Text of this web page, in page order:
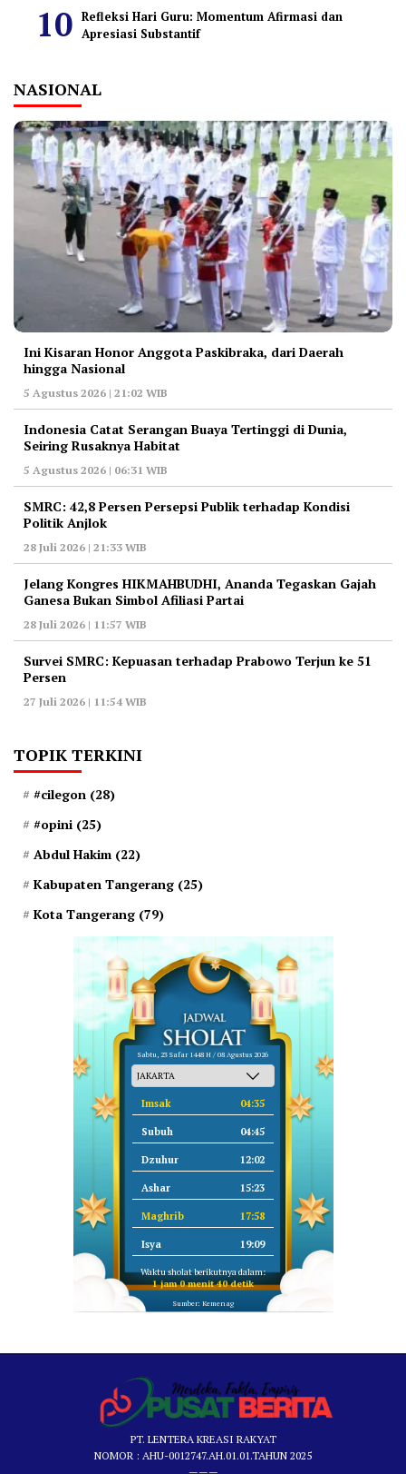
Refleksi Hari Guru: Momentum Afirmasi dan
Apresiasi Substantif
NASIONAL
Ini Kisaran Honor Anggota Paskibraka, dari Daerah
hingga Nasional
5 Agustus 2026 | 21:02 WIB
Indonesia Catat Serangan Buaya Tertinggi di Dunia,
Seiring Rusaknya Habitat
5 Agustus 2026 | 06:31 WIB
‎SMRC: 42,8 Persen Persepsi Publik terhadap Kondisi
Politik Anjlok
28 Juli 2026 | 21:33 WIB
‎Jelang Kongres HIKMAHBUDHI, Ananda Tegaskan Gajah
Ganesa Bukan Simbol Afiliasi Partai
28 Juli 2026 | 11:57 WIB
‎Survei SMRC: Kepuasan terhadap Prabowo Terjun ke 51
Persen
27 Juli 2026 | 11:54 WIB
TOPIK TERKINI
#cilegon (28)
#opini (25)
Abdul Hakim (22)
Kabupaten Tangerang (25)
Kota Tangerang (79)
Sabtu, 23 Safar 1448 H / 08 Agustus 2026
Imsak 04:35
Subuh 04:45
Dzuhur 12:02
Ashar 15:23
Maghrib 17:58
Isya 19:09
Waktu sholat berikutnya dalam:
1 jam 0 menit 39 detik
Sumber: Kemenag
PT. LENTERA KREASI RAKYAT
NOMOR : AHU-0012747.AH.01.01.TAHUN 2025